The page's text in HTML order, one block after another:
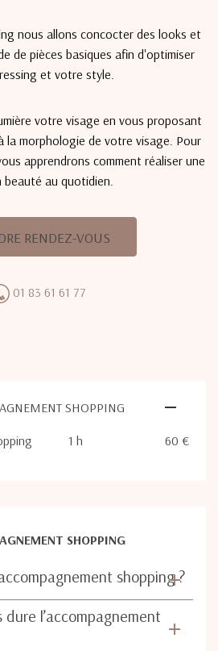
nous allons concocter des looks et
de pièces basiques afin d'optimiser
et votre style.
votre visage en vous proposant
la morphologie de votre visage. Pour
apprendrons comment réaliser une
beauté au quotidien.
RENDEZ-VOUS
01 83 61 61 77
SHOPPING
1 h 60 €
SHOPPING
shopping ?
l’accompagnement